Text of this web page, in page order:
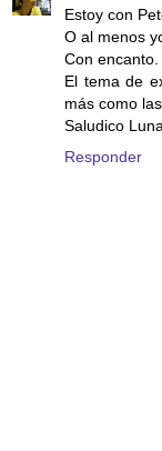
Estoy con
O al menos
Con encanto.
El tema de
más como
Saludico
Responder